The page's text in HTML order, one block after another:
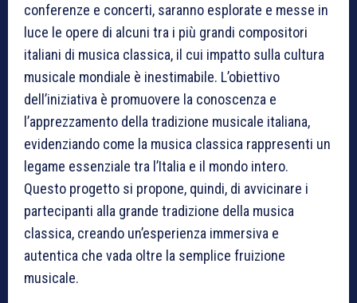
conferenze e concerti, saranno esplorate e messe in
luce le opere di alcuni tra i più grandi compositori
italiani di musica classica, il cui impatto sulla cultura
musicale mondiale è inestimabile. L’obiettivo
dell’iniziativa è promuovere la conoscenza e
l’apprezzamento della tradizione musicale italiana,
evidenziando come la musica classica rappresenti un
legame essenziale tra l’Italia e il mondo intero.
Questo progetto si propone, quindi, di avvicinare i
partecipanti alla grande tradizione della musica
classica, creando un’esperienza immersiva e
autentica che vada oltre la semplice fruizione
musicale.